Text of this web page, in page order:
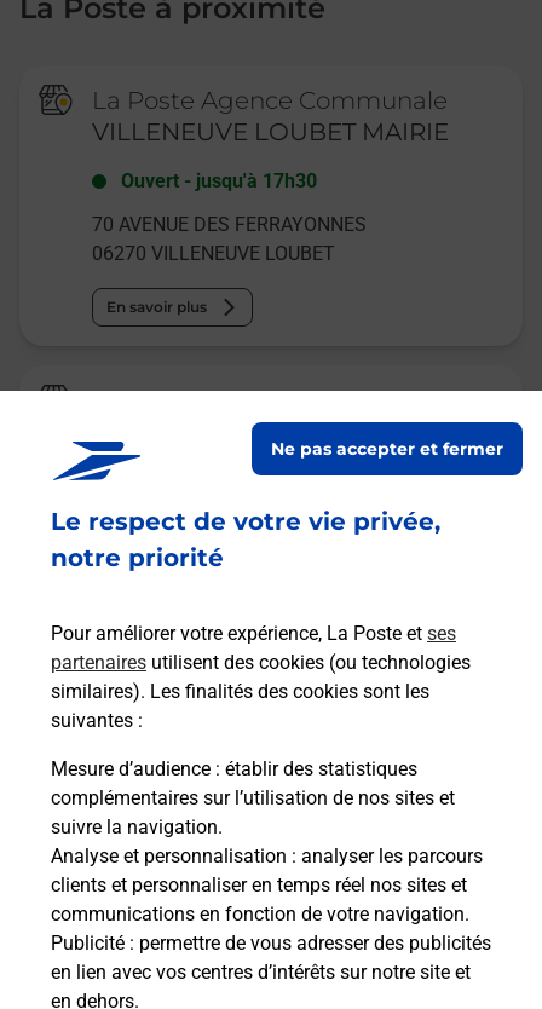
Le respect de votre vie privée,
notre priorité
Pour améliorer votre expérience, La Poste et ses
partenaires utilisent des cookies (ou technologies
similaires). Les finalités des cookies sont les
suivantes :
Mesure d’audience : établir des statistiques
complémentaires sur l’utilisation de nos sites et
suivre la navigation.
Analyse et personnalisation : analyser les parcours
clients et personnaliser en temps réel nos sites et
communications en fonction de votre navigation.
Publicité : permettre de vous adresser des publicités
en lien avec vos centres d’intérêts sur notre site et
en dehors.
Ne pas accepter et fermer
La Poste à proximité
La Poste Agence Communale
VILLENEUVE LOUBET MAIRIE
Ouvert - jusqu'à 17h30
70 AVENUE DES FERRAYONNES
06270 VILLENEUVE LOUBET
En savoir plus
Relais Pickup
CENTRE D AFFAIRES DU LOUP
jusqu'à 18h00
806 AVENUE DES PLANS
06270 VILLENEUVE LOUBET
Malin !
La Poste
en ligne
Ouvert 24h/24
En savoir plus